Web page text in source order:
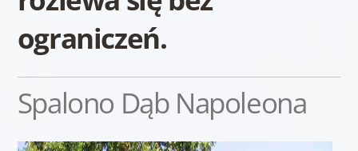
ograniczeń.
Spalono Dąb Napoleona